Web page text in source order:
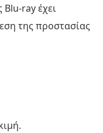
ray έχει
της προστασίας